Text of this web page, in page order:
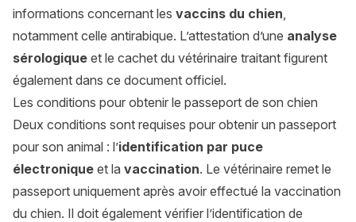
informations concernant les vaccins du chien,
notamment celle antirabique. L’attestation d’une analyse
sérologique et le cachet du vétérinaire traitant figurent
également dans ce document officiel.
Les conditions pour obtenir le passeport de son chien
Deux conditions sont requises pour obtenir un passeport
pour son animal : l’identification par puce
électronique et la vaccination. Le vétérinaire remet le
passeport uniquement après avoir effectué la vaccination
du chien. Il doit également vérifier l’identification de